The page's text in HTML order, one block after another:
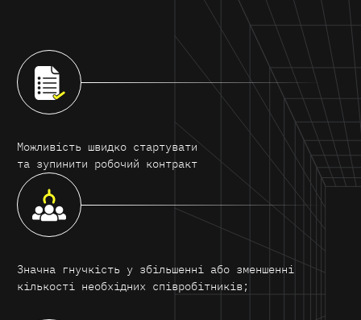
Можливість швидко стартувати
та зупинити робочий контракт
Значна гнучкість у збільшенні або зменшенні
кількості необхідних співробітників;